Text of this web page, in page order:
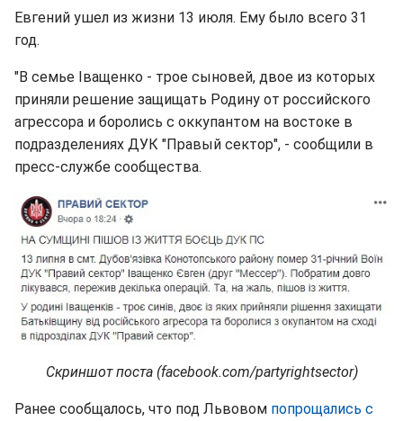
Евгений ушел из жизни 13 июля. Ему было всего 31
год.
"В семье Іващенко - трое сыновей, двое из которых
приняли решение защищать Родину от российского
агрессора и боролись с оккупантом на востоке в
подразделениях ДУК "Правый сектор", - сообщили в
пресс-службе сообщества.
Скриншот поста (facebook.com/partyrightsector)
Ранее сообщалось, что под Львовом попрощались с